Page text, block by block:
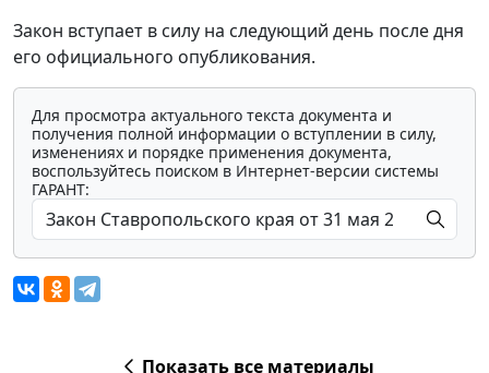
Закон вступает в силу на следующий день после дня
его официального опубликования.
Для просмотра актуального текста документа и
получения полной информации о вступлении в силу,
изменениях и порядке применения документа,
воспользуйтесь поиском в Интернет-версии системы
ГАРАНТ:
Показать все материалы